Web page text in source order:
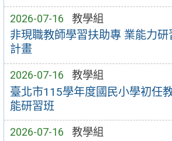
2026-07-16 教學組
非現職教師學習扶助專 業能力
計畫
2026-07-16 教學組
臺北市115學年度國民小學初任
能研習班
2026-07-16 教學組